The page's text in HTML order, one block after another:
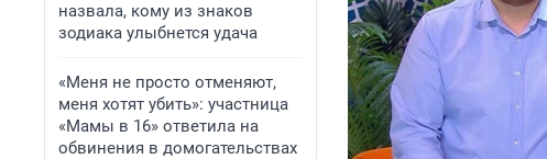
назвала, кому из знаков
зодиака улыбнется удача
«Меня не просто отменяют,
меня хотят убить»: участница
«Мамы в 16» ответила на
обвинения в домогательствах